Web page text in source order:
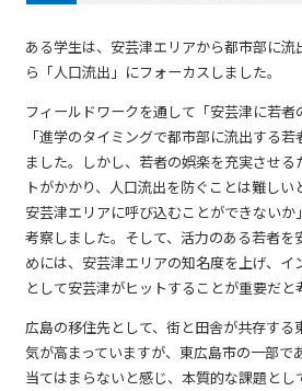
ある学生は、安芸津エリアから都市部に
ら「人口流出」にフォーカスしました。
フィールドワークを通して「安芸津に若者
「進学のタイミングで都市部に流出する
ました。しかし、若者の娯楽を充実させ
トがかかり、人口流出を防ぐことは難し
安芸津エリアに呼び込むことができないか
考察しました。そして、活力のある若者を
めには、安芸津エリアの知名度を上げ、
として安芸津がヒットすることが重要だと
広島の移住先として、街と田舎が共存する
気が高まっていますが、東広島市の一部で
当てはまらないと感じ、本質的な課題と